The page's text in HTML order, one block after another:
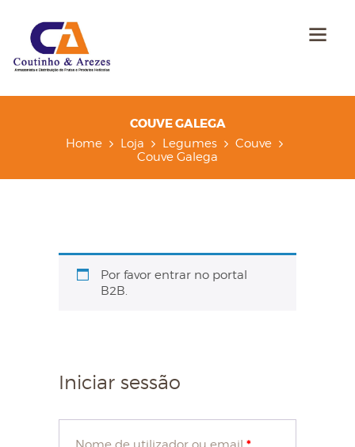
COUVE GALEGA
Home Loja Legumes
Couve
Couve Galega
Por favor entrar no portal
B2B.
Iniciar sessão